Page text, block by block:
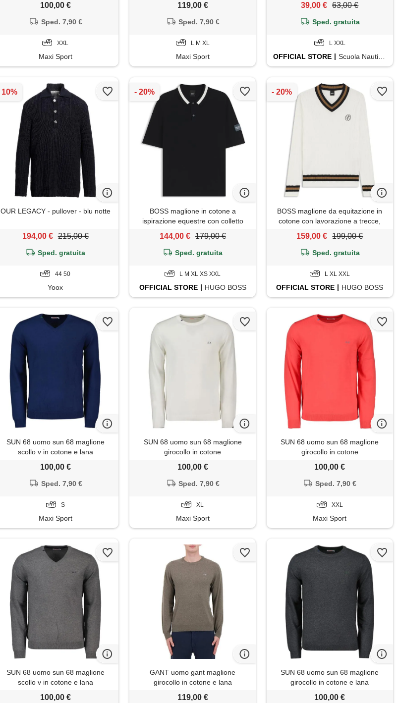
100,00 €
Sped. 7,90 €
XXL
Maxi Sport
119,00 €
Sped. 7,90 €
L M XL
Maxi Sport
39,00 € 63,00 €
Sped. gratuita
L XXL
OFFICIAL STORE Scuola Nautica Italiana
OUR LEGACY - pullover - blu notte
194,00 € 215,00 €
Sped. gratuita
44 50
Yoox
BOSS maglione in cotone a
ispirazione equestre con colletto
144,00 € 179,00 €
Sped. gratuita
L M XL XS XXL
OFFICIAL STORE HUGO BOSS
BOSS maglione da equitazione in
cotone con lavorazione a trecce,
159,00 € 199,00 €
Sped. gratuita
L XL XXL
OFFICIAL STORE HUGO BOSS
SUN 68 uomo sun 68 maglione
scollo v in cotone e lana
100,00 €
Sped. 7,90 €
S
Maxi Sport
SUN 68 uomo sun 68 maglione
girocollo in cotone
100,00 €
Sped. 7,90 €
XL
Maxi Sport
SUN 68 uomo sun 68 maglione
girocollo in cotone
100,00 €
Sped. 7,90 €
XXL
Maxi Sport
SUN 68 uomo sun 68 maglione
scollo v in cotone e lana
100,00 €
GANT uomo gant maglione
girocollo in cotone e lana
119,00 €
SUN 68 uomo sun 68 maglione
girocollo in cotone e lana
100,00 €